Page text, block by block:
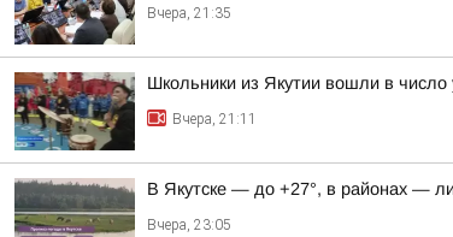
Вчера, 21:35
Школьники из Якутии вошли в число
Вчера, 21:11
В Якутске — до +27°, в районах —
Вчера, 23:05